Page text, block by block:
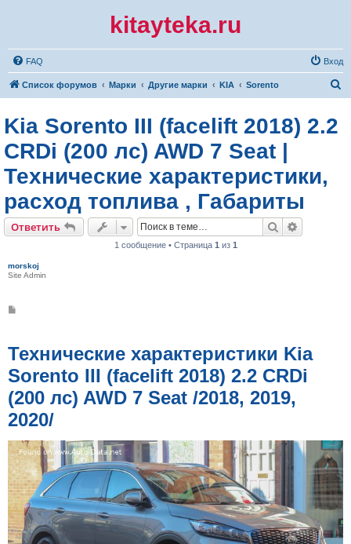
kitayteka.ru
FAQ Вход
Список форумов Марки Другие марки KIA Sorento
Kia Sorento III (facelift 2018) 2.2
CRDi (200 лс) AWD 7 Seat |
Технические характеристики,
расход топлива , Габариты
Ответить Поиск
1 сообщение • Страница 1 из 1
morskoj
Site Admin
щ
е
и
е
Технические характеристики Kia
Sorento III (facelift 2018) 2.2 CRDi
(200 лс) AWD 7 Seat /2018, 2019,
2020/